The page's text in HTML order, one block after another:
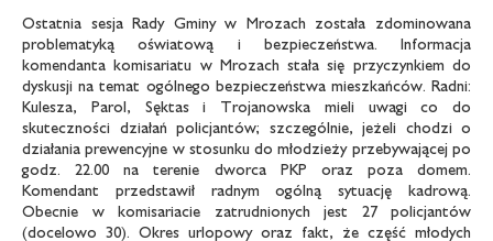
Ostatnia sesja Rady Gminy w Mrozach została zdominowana
problematyką oświatową i bezpieczeństwa. Informacja
komendanta komisariatu w Mrozach stała się przyczynkiem do
dyskusji na temat ogólnego bezpieczeństwa mieszkańców. Radni:
Kulesza, Parol, Sęktas i Trojanowska mieli uwagi co do
skuteczności działań policjantów; szczególnie, jeżeli chodzi o
działania prewencyjne w stosunku do młodzieży przebywającej po
godz. 22.00 na terenie dworca PKP oraz poza domem.
Komendant przedstawił radnym ogólną sytuację kadrową.
Obecnie w komisariacie zatrudnionych jest 27 policjantów
(docelowo 30). Okres urlopowy oraz fakt, że część młodych